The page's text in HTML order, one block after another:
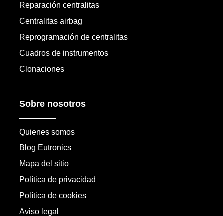
Reparación centralitas
Centralitas airbag
Reprogramación de centralitas
Cuadros de instrumentos
Clonaciones
Sobre nosotros
Quienes somos
Blog Eutronics
Mapa del sitio
Política de privacidad
Política de cookies
Aviso legal